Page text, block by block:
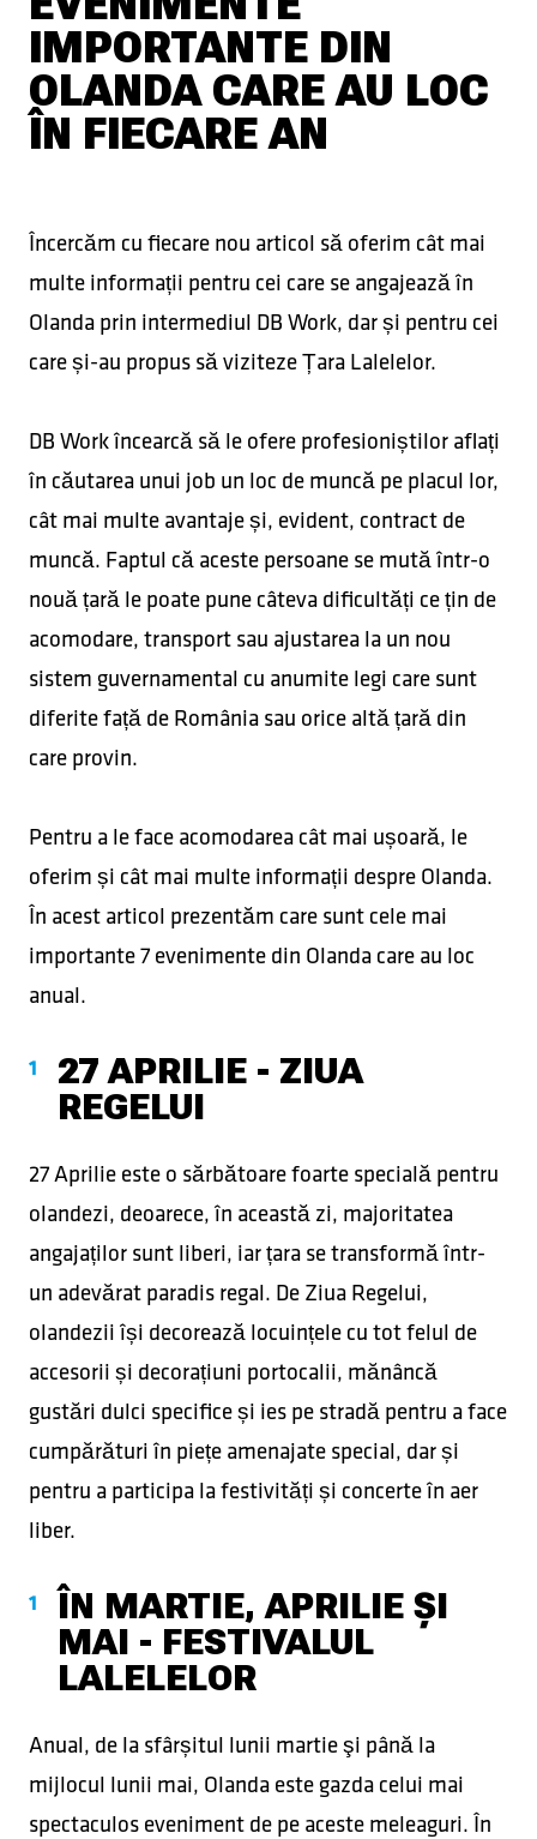
IMPORTANTE DIN
OLANDA CARE AU LOC
ÎN FIECARE AN
Încercăm cu fiecare nou articol să oferim cât mai
multe informații pentru cei care se angajează în
Olanda prin intermediul DB Work, dar și pentru cei
care și-au propus să viziteze Țara Lalelelor.
DB Work încearcă să le ofere profesioniștilor aflați
în căutarea unui job un loc de muncă pe placul lor,
cât mai multe avantaje și, evident, contract de
muncă. Faptul că aceste persoane se mută într-o
nouă țară le poate pune câteva dificultăți ce țin de
acomodare, transport sau ajustarea la un nou
sistem guvernamental cu anumite legi care sunt
diferite față de România sau orice altă țară din
care provin.
Pentru a le face acomodarea cât mai ușoară, le
oferim și cât mai multe informații despre Olanda.
În acest articol prezentăm care sunt cele mai
importante 7 evenimente din Olanda care au loc
anual.
27 APRILIE - ZIUA
REGELUI
27 Aprilie este o sărbătoare foarte specială pentru
olandezi, deoarece, în această zi, majoritatea
angajaților sunt liberi, iar țara se transformă într-
un adevărat paradis regal. De Ziua Regelui,
olandezii își decorează locuințele cu tot felul de
accesorii și decorațiuni portocalii, mănâncă
gustări dulci specifice și ies pe stradă pentru a face
cumpărături în piețe amenajate special, dar și
pentru a participa la festivități și concerte în aer
liber.
ÎN MARTIE, APRILIE ȘI
MAI - FESTIVALUL
LALELELOR
Anual, de la sfârșitul lunii martie şi până la
mijlocul lunii mai, Olanda este gazda celui mai
spectaculos eveniment de pe aceste meleaguri. În